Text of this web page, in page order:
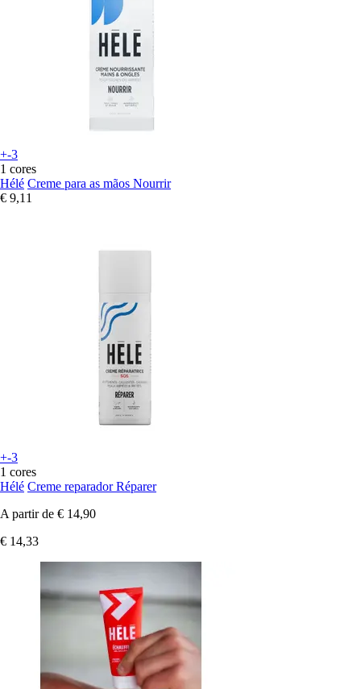
+-3
1 cores
Hélé Creme para as mãos Nourrir
€ 9,11
+-3
1 cores
Hélé Creme reparador Réparer
A partir de € 14,90
€ 14,33